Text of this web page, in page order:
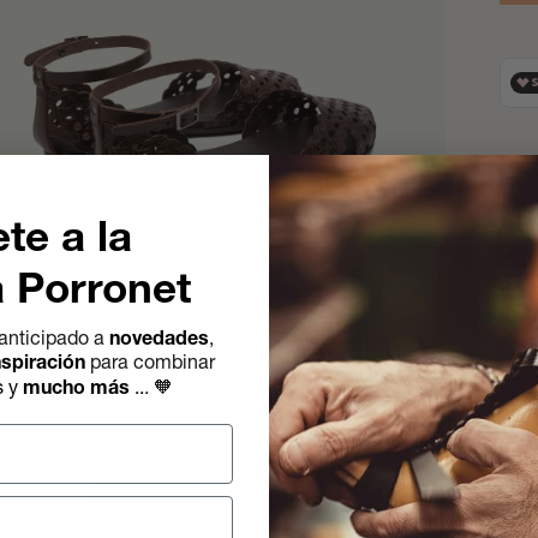
Si
de
a la
Porronet
anovedades,
para combinar
y mucho más ... 🧡